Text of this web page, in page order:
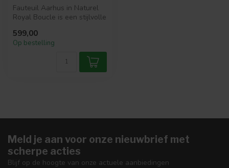
Fauteuil Aarhus in Naturel
Royal Boucle is een stijlvolle
599,00
Op bestelling
Meld je aan voor onze nieuwbrief met
scherpe acties
Blijf op de hoogte van onze actuele aanbiedingen